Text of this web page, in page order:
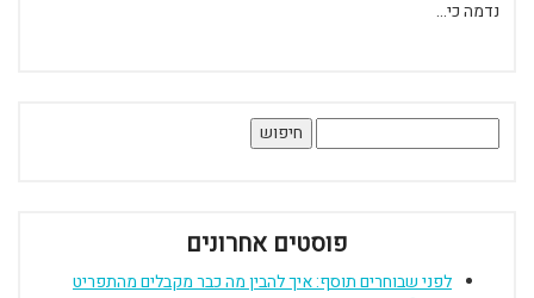
נדמה כי...
חיפוש:
פוסטים אחרונים
לפני שבוחרים תוסף: איך להבין מה כבר מקבלים מהתפריט